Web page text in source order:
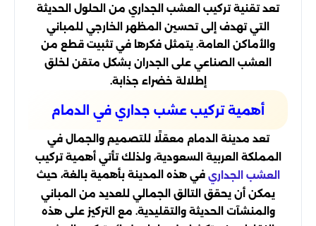
تعد تقنية تركيب العشب الجداري من الحلول الحديثة
التي تهدف إلى تحسين المظهر الخارجي للمباني
والأماكن العامة. يتمثل فكرها في تثبيت قطع من
العشب الصناعي على الجدران بشكل متقن لخلق
إطلالة خضراء جذابة.
أهمية تركيب عشب جداري في الدمام
تعد مدينة الدمام معقلًا للتصميم والجمال في
المملكة العربية السعودية، ولذلك تأتي أهمية تركيب
العشب الجداري في هذه المدينة بأهمية بالغة، حيث
يمكن أن يحقق التالق الجمالي للعديد من المباني
والمنشآت الحديثة والتقليدية. مع التركيز على هذه